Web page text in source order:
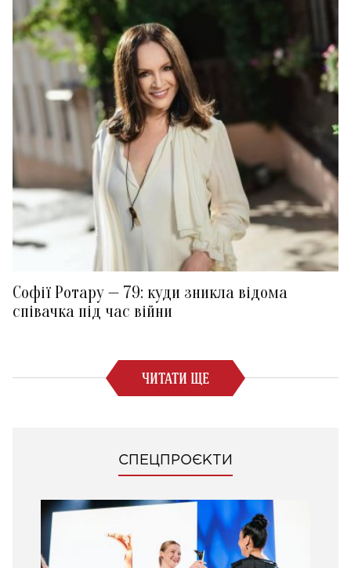
Софії Ротару — 79: куди зникла відома
співачка під час війни
ЧИТАТИ ЩЕ
СПЕЦПРОЄКТИ